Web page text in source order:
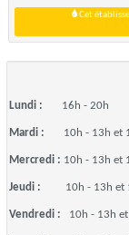
Cet
Lundi : 16h - 20h
Mardi : 10h - 13h et
Mercredi : 10h - 13h et
Jeudi : 10h - 13h et
Vendredi : 10h - 13h